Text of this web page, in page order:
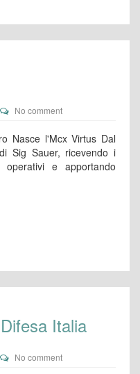
No comment
Nasce l'Mcx Virtus Dal
Sig Sauer, ricevendo i
e apportando
Italia
No comment